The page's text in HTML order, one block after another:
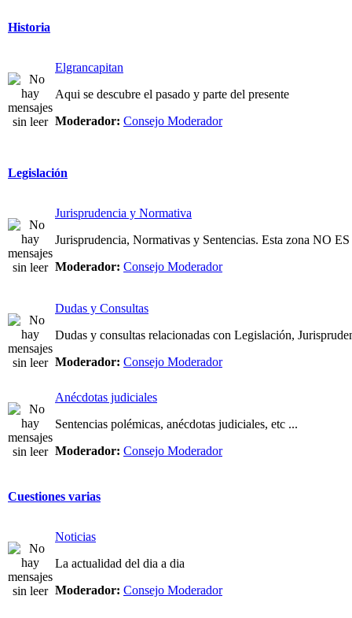
Historia
Elgrancapitan
Aqui se descubre el pasado y parte del presente
Moderador: Consejo Moderador
Legislación
Jurisprudencia y Normativa
Jurisprudencia, Normativas y Sentencias. Esta zona NO
Moderador: Consejo Moderador
Dudas y Consultas
Dudas y consultas relacionadas con Legislación,
Moderador: Consejo Moderador
Anécdotas judiciales
Sentencias polémicas, anécdotas judiciales, etc ...
Moderador: Consejo Moderador
Cuestiones varias
Noticias
La actualidad del dia a dia
Moderador: Consejo Moderador